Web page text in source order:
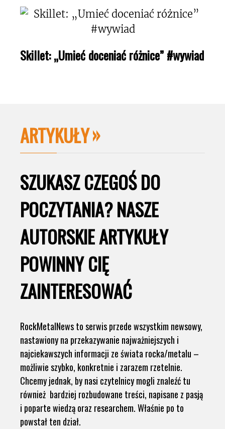
Skillet: „Umieć doceniać różnice” #wywiad
ARTYKUŁY
SZUKASZ CZEGOŚ DO
POCZYTANIA? NASZE
AUTORSKIE ARTYKUŁY
POWINNY CIĘ
ZAINTERESOWAĆ
RockMetalNews to serwis przede wszystkim newsowy,
nastawiony na przekazywanie najważniejszych i
najciekawszych informacji ze świata rocka/metalu –
możliwie szybko, konkretnie i zarazem rzetelnie.
Chcemy jednak, by nasi czytelnicy mogli znaleźć tu
również bardziej rozbudowane treści, napisane z pasją
i poparte wiedzą oraz researchem. Właśnie po to
powstał ten dział.